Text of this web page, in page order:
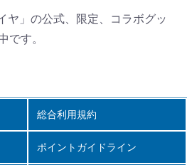
ヤ」の公式、限定、コラボグッ
です。
総合利用規約
ポイントガイドライン